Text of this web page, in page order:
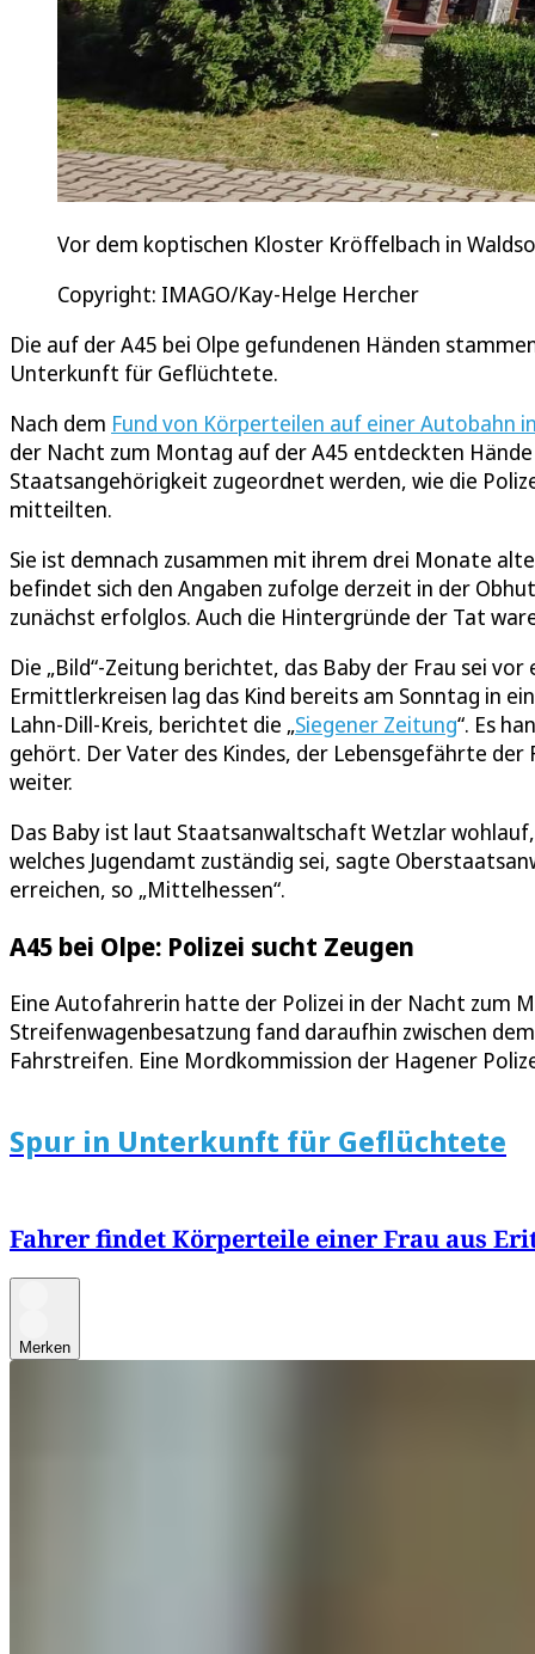
Vor dem koptischen Kloster Kröffelbach in
Copyright: IMAGO/Kay-Helge Hercher
Die auf der A45 bei Olpe gefundenen Händen
Unterkunft für Geflüchtete.
Nach dem Fund von Körperteilen auf einer Autobahn
der Nacht zum Montag auf der A45 entdeckten
Staatsangehörigkeit zugeordnet werden, wie die
mitteilten.
Sie ist demnach zusammen mit ihrem drei Monate
befindet sich den Angaben zufolge derzeit in der
zunächst erfolglos. Auch die Hintergründe der Tat
Die „Bild“-Zeitung berichtet, das Baby der Frau sei
Ermittlerkreisen lag das Kind bereits am Sonntag in
Lahn-Dill-Kreis, berichtet die „Siegener Zeitung“. Es
gehört. Der Vater des Kindes, der Lebensgefährte
weiter.
Das Baby ist laut Staatsanwaltschaft Wetzlar wohlauf,
welches Jugendamt zuständig sei, sagte
erreichen, so „Mittelhessen“.
A45 bei Olpe: Polizei sucht Zeugen
Eine Autofahrerin hatte der Polizei in der Nacht zum
Streifenwagenbesatzung fand daraufhin zwischen
Fahrstreifen. Eine Mordkommission der Hagener
Spur in Unterkunft für Geflüchtete
Fahrer findet Körperteile einer Frau aus
Merken